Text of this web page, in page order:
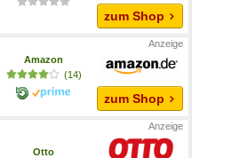
zum Shop
Amazon
(14)
zum Shop
Otto